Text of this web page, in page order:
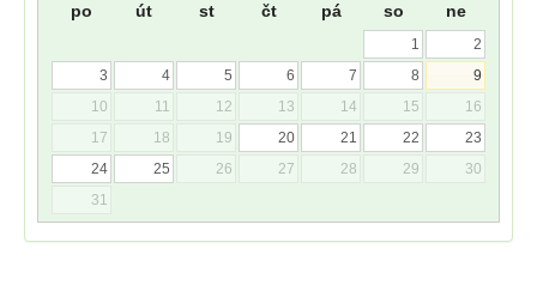
po út st čt pá so ne
1
2
3
4 5 6 7 8
9
10
11 12 13 14 15
16
17
18 19 20 21 22
23
24
25 26 27 28 29
30
31